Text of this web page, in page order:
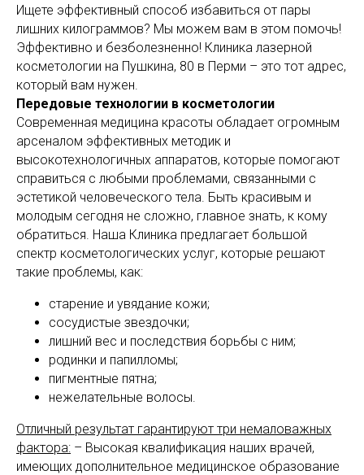
Ищете эффективный способ избавиться от пары
лишних килограммов? Мы можем вам в этом помочь!
Эффективно и безболезненно! Клиника лазерной
косметологии на Пушкина, 80 в Перми – это тот адрес,
который вам нужен.
Передовые технологии в косметологии
Современная медицина красоты обладает огромным
арсеналом эффективных методик и
высокотехнологичных аппаратов, которые помогают
справиться с любыми проблемами, связанными с
эстетикой человеческого тела. Быть красивым и
молодым сегодня не сложно, главное знать, к кому
обратиться. Наша Клиника предлагает большой
спектр косметологических услуг, которые решают
такие проблемы, как:
старение и увядание кожи;
сосудистые звездочки;
лишний вес и последствия борьбы с ним;
родинки и папилломы;
пигментные пятна;
нежелательные волосы.
Отличный результат гарантируют три немаловажных
фактора: – Высокая квалификация наших врачей,
имеющих дополнительное медицинское образование